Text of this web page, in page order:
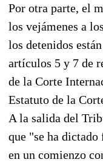
Por otra parte, el
los vejámenes a
los detenidos
artículos 5 y 7 de
de la Corte
Estatuto de la
A la salida del
que "se ha
en un comienzo